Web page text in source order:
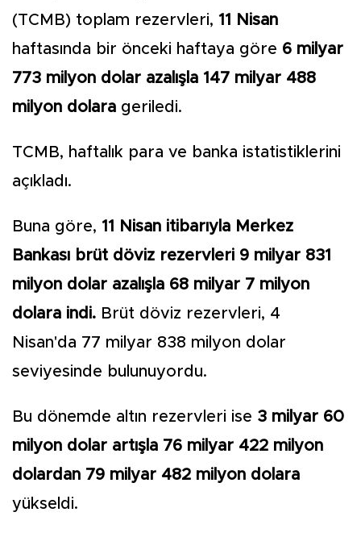
(TCMB) toplam rezervleri, 11 Nisan
haftasında bir önceki haftaya göre 6 milyar
773 milyon dolar azalışla 147 milyar 488
milyon dolara geriledi.
TCMB, haftalık para ve banka istatistiklerini
açıkladı.
Buna göre, 11 Nisan itibarıyla Merkez
Bankası brüt döviz rezervleri 9 milyar 831
milyon dolar azalışla 68 milyar 7 milyon
dolara indi. Brüt döviz rezervleri, 4
Nisan'da 77 milyar 838 milyon dolar
seviyesinde bulunuyordu.
Bu dönemde altın rezervleri ise 3 milyar 60
milyon dolar artışla 76 milyar 422 milyon
dolardan 79 milyar 482 milyon dolara
yükseldi.